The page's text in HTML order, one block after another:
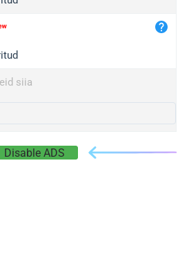
siia
Disable ADS